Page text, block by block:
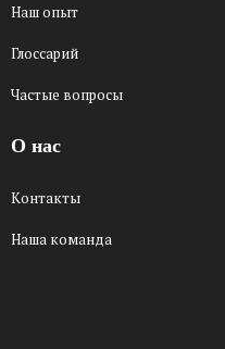
Наш опыт
Глоссарий
Частые вопросы
О нас
Контакты
Наша команда